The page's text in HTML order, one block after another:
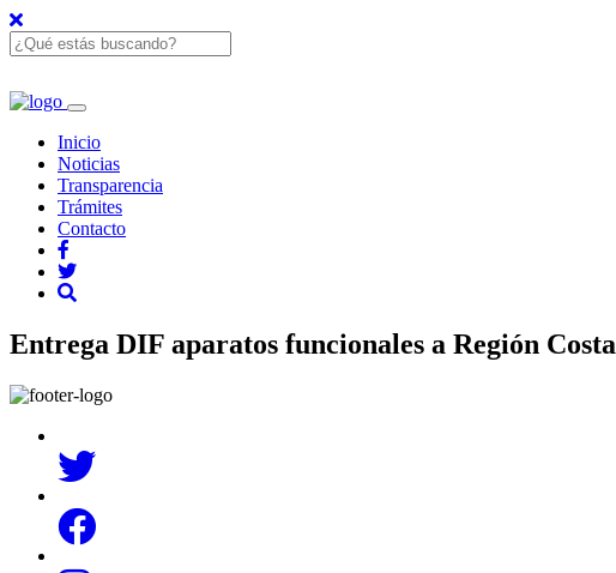
Inicio
Noticias
Transparencia
Trámites
Contacto
Entrega DIF aparatos funcionales a Región Costa